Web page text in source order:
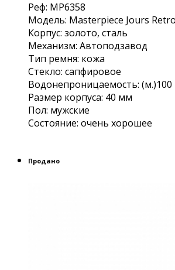
Реф: MP6358
Модель: Masterpiece Jours
Корпус: золото, сталь
Механизм: Автоподзавод
Тип ремня: кожа
Стекло: сапфировое
Водонепроницаемость: (м.)100
Размер корпуса: 40 мм
Пол: мужские
Состояние: очень хорошее
Продано